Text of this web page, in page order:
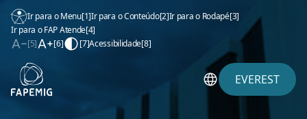
Ir para o Menu[1]Ir para o Conteúdo[2]Ir para o Rodapé[3]
Ir para o FAP Atende[4]
[5]
[6] [7]Acessibilidade[8]
EVEREST